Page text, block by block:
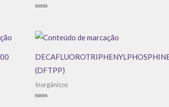
5
(DFTPP)
Inorgânicos